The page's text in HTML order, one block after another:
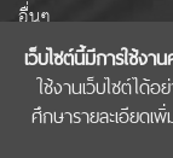
เว็บไซต์นี้มีการใช้งา
ใช้งานเว็บไซต์ได้
ศึกษารายละเอียดเ
อื่นๆ
COPYRIGHT © 2022